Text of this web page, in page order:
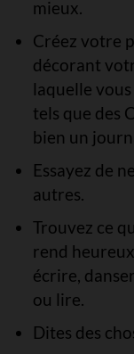
mieux.
Créez votre
décorant
laquelle
tels que des
bien un
Essayez de
autres.
Trouvez ce
rend
écrire,
ou lire.
Dites des